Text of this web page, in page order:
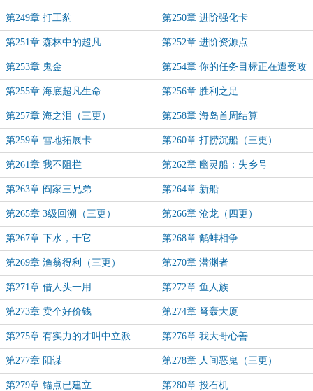
第249章 打工豹 第250章 进阶强化卡
第251章 森林中的超凡 第252章 进阶资源点
第253章 鬼金 第254章 你的任务目标正在遭受攻
击
第255章 海底超凡生命 第256章 胜利之足
第257章 海之泪（三更） 第258章 海岛首周结算
第259章 雪地拓展卡 第260章 打捞沉船（三更）
第261章 我不阻拦 第262章 幽灵船：失乡号
第263章 阎家三兄弟 第264章 新船
第265章 3级回溯（三更） 第266章 沧龙（四更）
第267章 下水，干它 第268章 鹬蚌相争
第269章 渔翁得利（三更） 第270章 潜渊者
第271章 借人头一用 第272章 鱼人族
第273章 卖个好价钱 第274章 弩轰大厦
第275章 有实力的才叫中立派 第276章 我大哥心善
第277章 阳谋 第278章 人间恶鬼（三更）
第279章 锚点已建立 第280章 投石机